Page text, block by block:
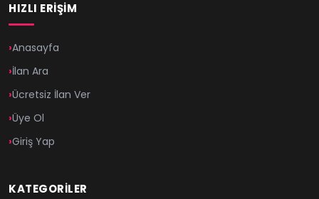
HIZLI ERIŞIM
Anasayfa
İlan Ara
Ücretsiz İlan Ver
Üye Ol
Giriş Yap
KATEGORILER